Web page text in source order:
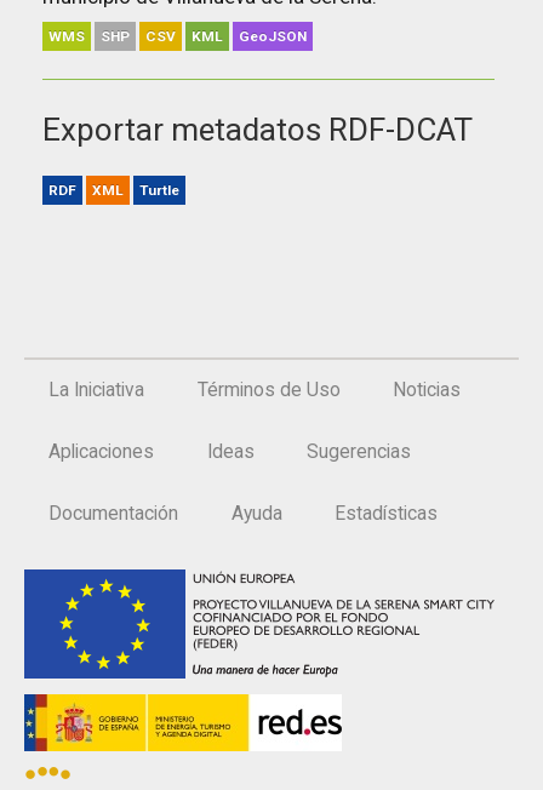
WMS SHP CSV KML GeoJSON
Exportar metadatos RDF-DCAT
RDF XML Turtle
La Iniciativa Términos de Uso Noticias
Aplicaciones Ideas Sugerencias
Documentación Ayuda Estadísticas